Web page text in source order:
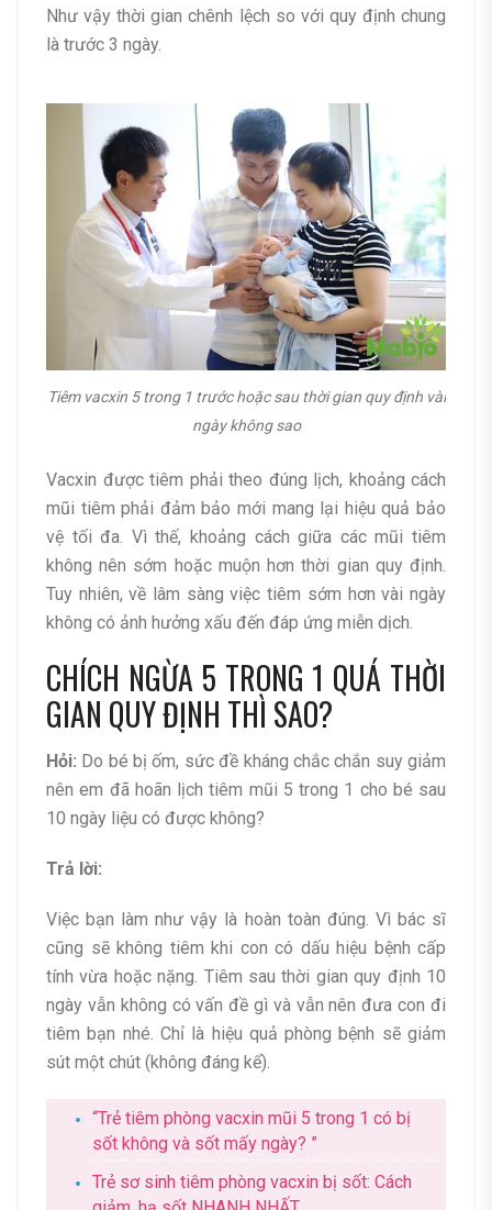
Như vậy thời gian chênh lệch so với quy định chung
là trước 3 ngày.
Tiêm vacxin 5 trong 1 trước hoặc sau thời gian quy định vài
ngày không sao
Vacxin được tiêm phải theo đúng lịch, khoảng cách
mũi tiêm phải đảm bảo mới mang lại hiệu quả bảo
vệ tối đa. Vì thế, khoảng cách giữa các mũi tiêm
không nên sớm hoặc muộn hơn thời gian quy định.
Tuy nhiên, về lâm sàng việc tiêm sớm hơn vài ngày
không có ảnh hưởng xấu đến đáp ứng miễn dịch.
CHÍCH NGỪA 5 TRONG 1 QUÁ THỜI
GIAN QUY ĐỊNH THÌ SAO?
Hỏi: Do bé bị ốm, sức đề kháng chắc chắn suy giảm
nên em đã hoãn lịch tiêm mũi 5 trong 1 cho bé sau
10 ngày liệu có được không?
Trả lời:
Việc bạn làm như vậy là hoàn toàn đúng. Vì bác sĩ
cũng sẽ không tiêm khi con có dấu hiệu bệnh cấp
tính vừa hoặc nặng. Tiêm sau thời gian quy định 10
ngày vẫn không có vấn đề gì và vẫn nên đưa con đi
tiêm bạn nhé. Chỉ là hiệu quả phòng bệnh sẽ giảm
sút một chút (không đáng kể).
“Trẻ tiêm phòng vacxin mũi 5 trong 1 có bị
sốt không và sốt mấy ngày? ”
Trẻ sơ sinh tiêm phòng vacxin bị sốt: Cách